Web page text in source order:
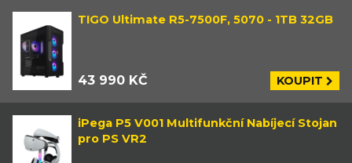
TIGO Ultimate R5-7500F, 5070 - 1TB 32GB
43 990 KČ KOUPIT
iPega P5 V001 Multifunkční Nabíjecí Stojan
pro PS VR2